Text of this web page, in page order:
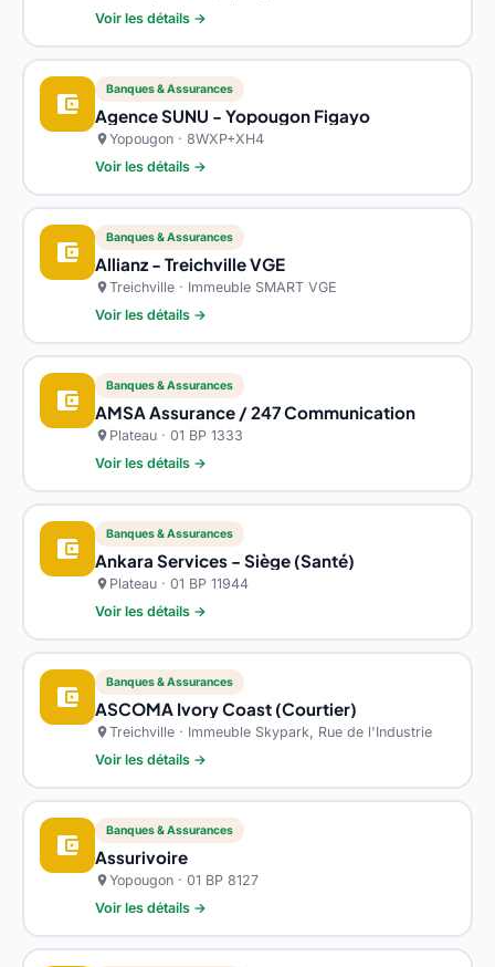
Voir les détails →
account_balance_wallet
Banques & Assurances
Agence SUNU - Yopougon Figayo
location_onYopougon · 8WXP+XH4
Voir les détails →
account_balance_wallet
Banques & Assurances
Allianz - Treichville VGE
location_onTreichville · Immeuble SMART VGE
Voir les détails →
account_balance_wallet
Banques & Assurances
AMSA Assurance / 247 Communication
location_on Plateau · 01 BP 1333
Voir les détails →
account_balance_wallet
Banques & Assurances
Ankara Services - Siège (Santé)
location_on Plateau · 01 BP 11944
Voir les détails →
account_balance_wallet
Banques & Assurances
ASCOMA Ivory Coast (Courtier)
location_onTreichville · Immeuble Skypark, Rue de l'Industrie
Voir les détails →
account_balance_wallet
Banques & Assurances
Assurivoire
location_onYopougon · 01 BP 8127
Voir les détails →